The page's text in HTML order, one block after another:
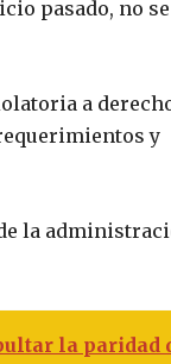
pasado, no se
a
y
la
la paridad